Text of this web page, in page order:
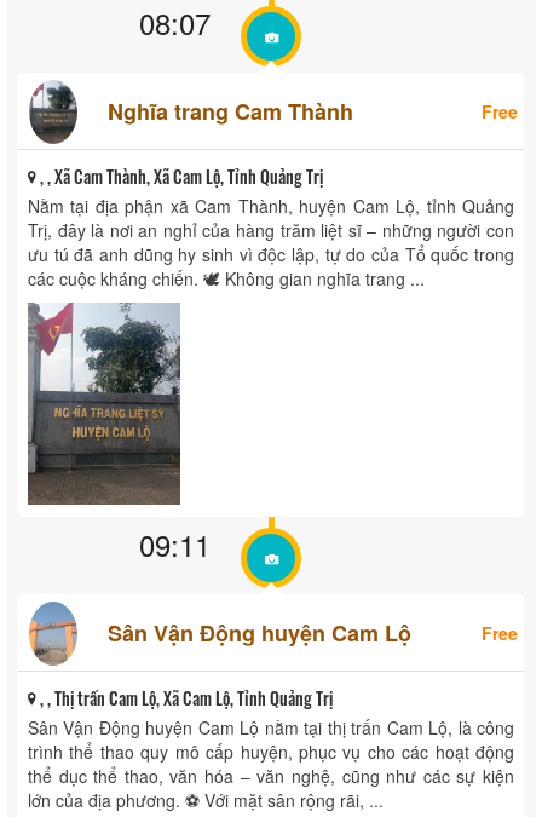
08:07
Nghĩa trang Cam Thành Free
, , Xã Cam Thành, Xã Cam Lộ, Tỉnh Quảng Trị
Nằm tại địa phận xã Cam Thành, huyện Cam Lộ, tỉnh Quảng
Trị, đây là nơi an nghỉ của hàng trăm liệt sĩ – những người con
ưu tú đã anh dũng hy sinh vì độc lập, tự do của Tổ quốc trong
các cuộc kháng chiến. 🕊️ Không gian nghĩa trang ...
09:11
Sân Vận Động huyện Cam Lộ Free
, , Thị trấn Cam Lộ, Xã Cam Lộ, Tỉnh Quảng Trị
Sân Vận Động huyện Cam Lộ nằm tại thị trấn Cam Lộ, là công
trình thể thao quy mô cấp huyện, phục vụ cho các hoạt động
thể dục thể thao, văn hóa – văn nghệ, cũng như các sự kiện
lớn của địa phương. ⚽ Với mặt sân rộng rãi, ...